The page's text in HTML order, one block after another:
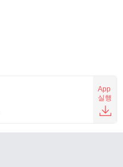
App
실행